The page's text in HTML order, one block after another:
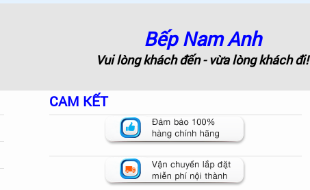
Bếp Nam Anh
Vui lòng khách đến - vừa lòng khách đi!
CAM KẾT